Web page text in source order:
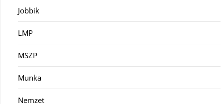
Jobbik
LMP
MSZP
Munka
Nemzet